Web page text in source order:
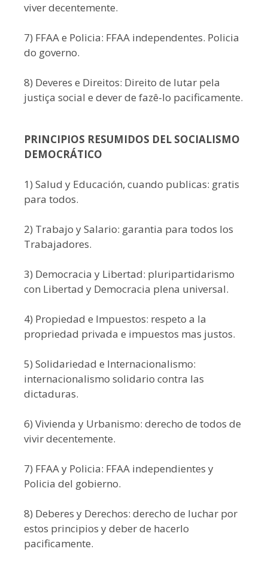
viver decentemente.
7) FFAA e Policia: FFAA independentes. Policia
do governo.
8) Deveres e Direitos: Direito de lutar pela
justiça social e dever de fazê-lo pacificamente.
PRINCIPIOS RESUMIDOS DEL SOCIALISMO
DEMOCRÁTICO
1) Salud y Educación, cuando publicas: gratis
para todos.
2) Trabajo y Salario: garantia para todos los
Trabajadores.
3) Democracia y Libertad: pluripartidarismo
con Libertad y Democracia plena universal.
4) Propiedad e Impuestos: respeto a la
propriedad privada e impuestos mas justos.
5) Solidariedad e Internacionalismo:
internacionalismo solidario contra las
dictaduras.
6) Vivienda y Urbanismo: derecho de todos de
vivir decentemente.
7) FFAA y Policia: FFAA independientes y
Policia del gobierno.
8) Deberes y Derechos: derecho de luchar por
estos principios y deber de hacerlo
pacificamente.